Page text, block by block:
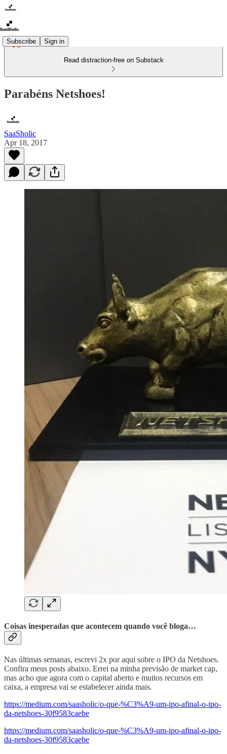
Subscribe Sign in
Read distraction-free on Substack
Parabéns Netshoes!
SaaSholic
Apr 18, 2017
Coisas inesperadas que acontecem quando você bloga…
Nas últimas semanas, escrevi 2x por aqui sobre o IPO da Netshoes.
Confira meus posts abaixo. Errei na minha previsão de market cap,
mas acho que agora com o capital aberto e muitos recursos em
caixa, a empresa vai se estabelecer ainda mais.
https://medium.com/saasholic/o-que-%C3%A9-um-ipo-afinal-o-ipo-
da-netshoes-30f9583caebe
https://medium.com/saasholic/o-que-%C3%A9-um-ipo-afinal-o-ipo-
da-netshoes-30f9583caebe